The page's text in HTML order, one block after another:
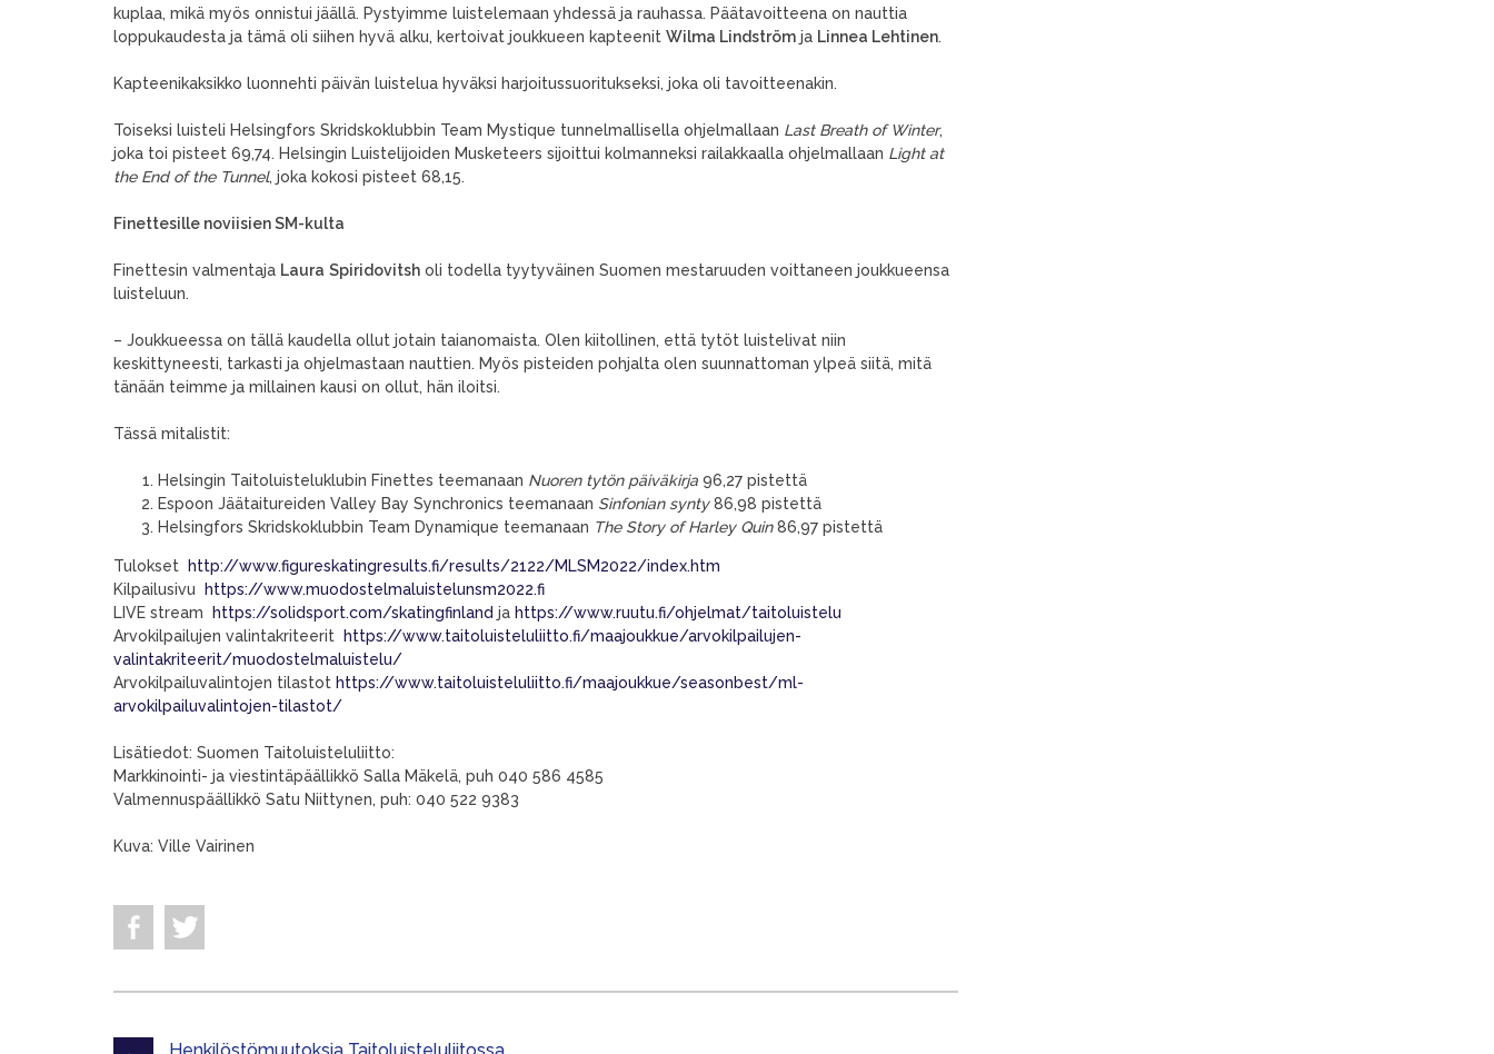
kuplaa, mikä myös onnistui jäällä. Pystyimme luistelemaan yhdessä ja rauhassa. Päätavoitteena on nauttia
loppukaudesta ja tämä oli siihen hyvä alku, kertoivat joukkueen kapteenit Wilma Lindström ja Linnea Lehtinen.
Kapteenikaksikko luonnehti päivän luistelua hyväksi harjoitussuoritukseksi, joka oli tavoitteenakin.
Toiseksi luisteli Helsingfors Skridskoklubbin Team Mystique tunnelmallisella ohjelmallaan Last Breath of Winter,
joka toi pisteet 69,74. Helsingin Luistelijoiden Musketeers sijoittui kolmanneksi railakkaalla ohjelmallaan Light at
the End of the Tunnel, joka kokosi pisteet 68,15.
Finettesille noviisien SM-kulta
Finettesin valmentaja Laura Spiridovitsh oli todella tyytyväinen Suomen mestaruuden voittaneen joukkueensa
luisteluun.
– Joukkueessa on tällä kaudella ollut jotain taianomaista. Olen kiitollinen, että tytöt luistelivat niin
keskittyneesti, tarkasti ja ohjelmastaan nauttien. Myös pisteiden pohjalta olen suunnattoman ylpeä siitä, mitä
tänään teimme ja millainen kausi on ollut, hän iloitsi.
Tässä mitalistit:
Helsingin Taitoluisteluklubin Finettes teemanaan Nuoren tytön päiväkirja 96,27 pistettä
Espoon Jäätaitureiden Valley Bay Synchronics teemanaan Sinfonian synty86,98 pistettä
Helsingfors Skridskoklubbin Team Dynamique teemanaan The Story of Harley Quin86,97 pistettä
Tulokset
http://www.figureskatingresults.fi/results/2122/MLSM2022/index.htm
Kilpailusivu
https://www.muodostelmaluistelunsm2022.fi
LIVE stream
https://solidsport.com/skatingfinland ja https://www.ruutu.fi/ohjelmat/taitoluistelu
Arvokilpailujen valintakriteerit
https://www.taitoluisteluliitto.fi/maajoukkue/arvokilpailujen-
valintakriteerit/muodostelmaluistelu/
Arvokilpailuvalintojen tilastot https://www.taitoluisteluliitto.fi/maajoukkue/seasonbest/ml-
arvokilpailuvalintojen-tilastot/
Lisätiedot: Suomen Taitoluisteluliitto:
Markkinointi- ja viestintäpäällikkö Salla Mäkelä, puh 040 586 4585
Valmennuspäällikkö Satu Niittynen, puh: 040 522 9383
Kuva: Ville Vairinen